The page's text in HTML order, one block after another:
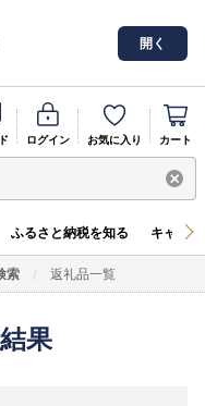
開く
ログイン お気に入り カート
ふるさと納税を知る キャン
索 返礼品一覧
果